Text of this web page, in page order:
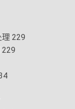
229
229